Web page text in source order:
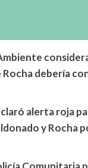
debería
alerta roja
y Rocha